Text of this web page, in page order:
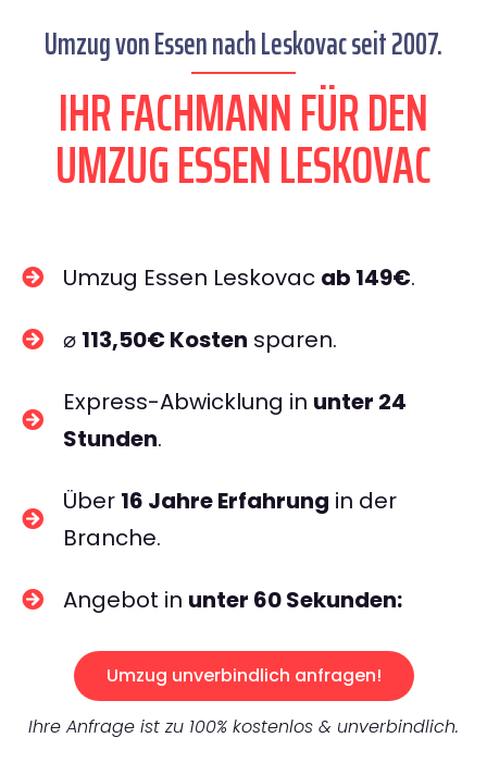
Umzug von Essen nach Leskovac seit 2007.
IHR FACHMANN FÜR DEN
UMZUG ESSEN LESKOVAC
Umzug Essen Leskovac ab 149€.
⌀ 113,50€ Kosten sparen.
Express-Abwicklung in unter 24
Stunden.
Über 16 Jahre Erfahrung in der
Branche.
Angebot in unter 60 Sekunden:
Umzug unverbindlich anfragen!
Ihre Anfrage ist zu 100% kostenlos & unverbindlich.